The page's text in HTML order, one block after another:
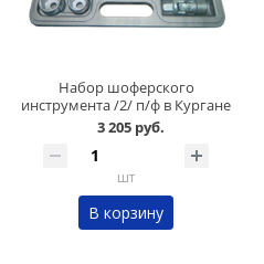
Набор шоферского
инструмента /2/ п/ф в Кургане
3 205 руб.
шт
В корзину